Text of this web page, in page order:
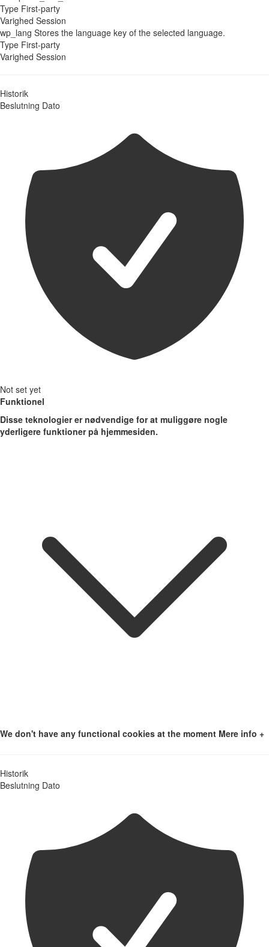
Type First-party
Varighed Session
wp_lang Stores the language key of the selected language.
Type First-party
Varighed Session
Historik
Beslutning Dato
Not set yet
Funktionel
Disse teknologier er nødvendige for at muliggøre nogle
yderligere funktioner på hjemmesiden.
We don't have any functional cookies at the moment Mere info +
Historik
Beslutning Dato